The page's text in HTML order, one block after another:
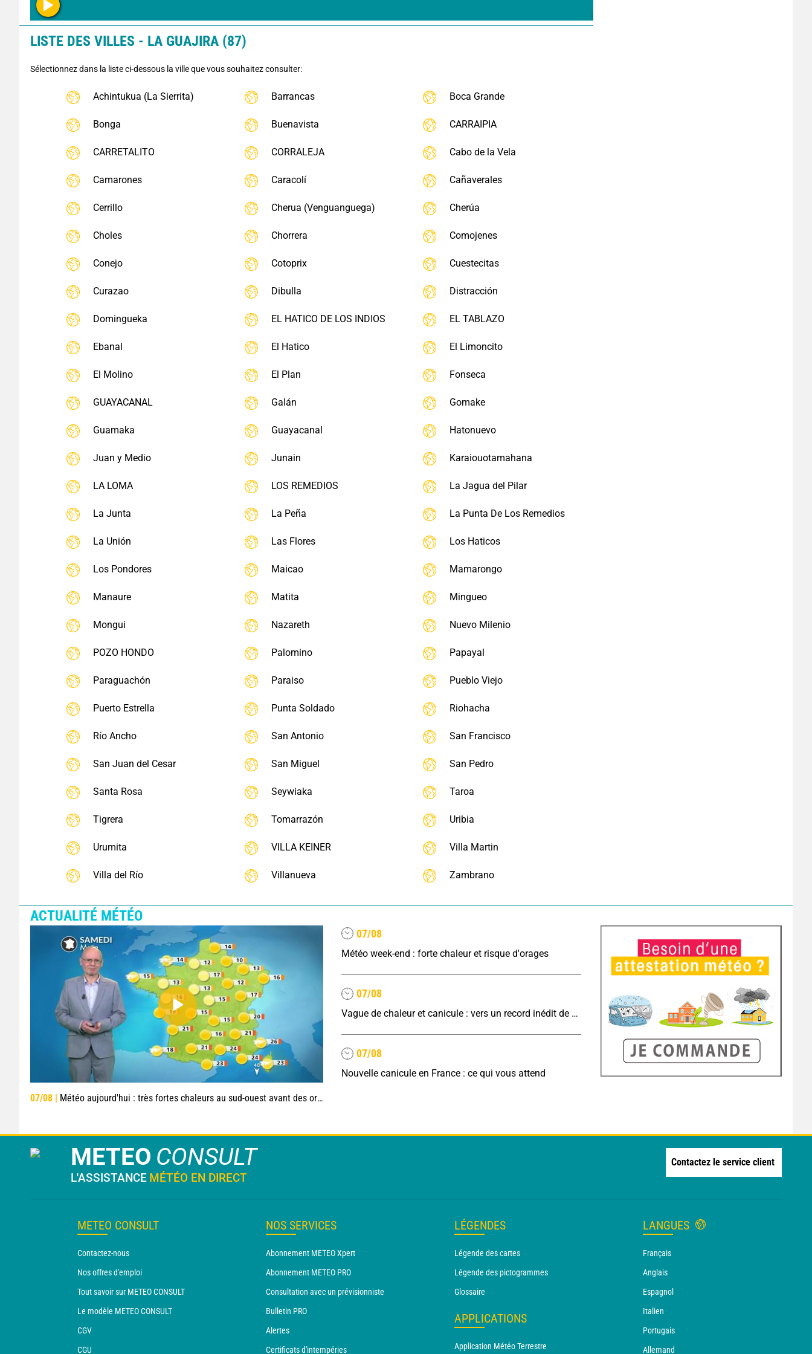
LISTE DES VILLES - LA GUAJIRA (87)
Sélectionnez dans la liste ci-dessous la ville que vous souhaitez consulter:
Achintukua (La Sierrita) Barrancas Boca Grande
Bonga Buenavista CARRAIPIA
CARRETALITO CORRALEJA Cabo de la Vela
Camarones Caracolí Cañaverales
Cerrillo Cherua (Venguanguega) Cherúa
Choles Chorrera Comojenes
Conejo Cotoprix Cuestecitas
Curazao Dibulla Distracción
Domingueka EL HATICO DE LOS INDIOS EL TABLAZO
Ebanal El Hatico El Limoncito
El Molino El Plan Fonseca
GUAYACANAL Galán Gomake
Guamaka Guayacanal Hatonuevo
Juan y Medio Junain Karaiouotamahana
LA LOMA LOS REMEDIOS La Jagua del Pilar
La Junta La Peña La Punta De Los Remedios
La Unión Las Flores Los Haticos
Los Pondores Maicao Mamarongo
Manaure Matita Mingueo
Mongui Nazareth Nuevo Milenio
POZO HONDO Palomino Papayal
Paraguachón Paraiso Pueblo Viejo
Puerto Estrella Punta Soldado Riohacha
Río Ancho San Antonio San Francisco
San Juan del Cesar San Miguel San Pedro
Santa Rosa Seywiaka Taroa
Tigrera Tomarrazón Uribia
Urumita VILLA KEINER Villa Martin
Villa del Río Villanueva Zambrano
ACTUALITÉ MÉTÉO
07/08 | Météo aujourd'hui : très fortes chaleurs au sud-ouest avant des orages, jusqu'à 39°C
07/08
Météo week-end : forte chaleur et risque d'orages
07/08
Vague de chaleur et canicule : vers un record inédit de chaleur durable en France
07/08
Nouvelle canicule en France : ce qui vous attend
METEO CONSULT
L'ASSISTANCE MÉTÉO EN DIRECT
Contactez le service client
METEO CONSULT
Contactez-nous
Nos offres d'emploi
Tout savoir sur METEO CONSULT
Le modèle METEO CONSULT
CGV
CGU
NOS SERVICES
Abonnement METEO Xpert
Abonnement METEO PRO
Consultation avec un prévisionniste
Bulletin PRO
Alertes
Certificats d'intempéries
LÉGENDES
Légende des cartes
Légende des pictogrammes
Glossaire
APPLICATIONS
Application Météo Terrestre
LANGUES
Français
Anglais
Espagnol
Italien
Portugais
Allemand